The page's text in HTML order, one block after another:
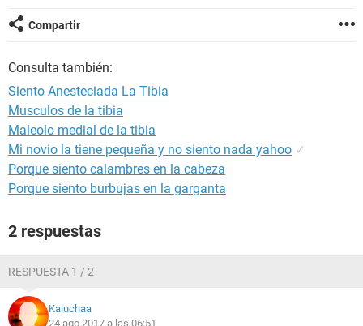
Compartir
Consulta también:
Siento Anesteciada La Tibia
Musculos de la tibia
Maleolo medial de la tibia
Mi novio la tiene pequeña y no siento nada yahoo ✓
Porque siento calambres en la cabeza
Porque siento burbujas en la garganta
2 respuestas
RESPUESTA 1 / 2
Kaluchaa
24 ago 2017 a las 06:51